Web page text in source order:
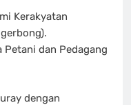
Kerakyatan
dan Pedagang
dengan